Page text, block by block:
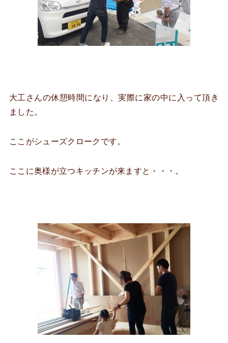
大工さんの休憩時間になり、実際に家の中に入って頂き
ました。
ここがシューズクロークです。
ここに奥様が立つキッチンが来ますと・・・。